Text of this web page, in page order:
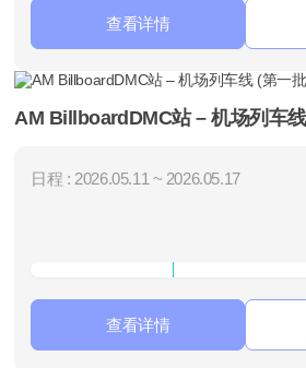
查看详情
AM BillboardDMC站 – 机场列车
日程 : 2026.05.11 ~ 2026.05.17
查看详情